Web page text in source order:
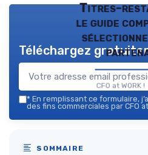
Titres-
le guide
CFO at WORK
Téléchargez
* En remplissant ce formulaire,
des fins commerciales par CFO
SOMMAIRE